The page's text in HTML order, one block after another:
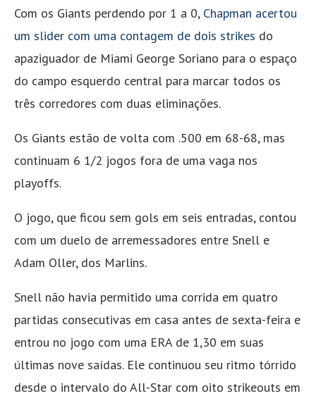
Com os Giants perdendo por 1 a 0, Chapman acertou
um slider com uma contagem de dois strikes do
apaziguador de Miami George Soriano para o espaço
do campo esquerdo central para marcar todos os
três corredores com duas eliminações.
Os Giants estão de volta com .500 em 68-68, mas
continuam 6 1/2 jogos fora de uma vaga nos
playoffs.
O jogo, que ficou sem gols em seis entradas, contou
com um duelo de arremessadores entre Snell e
Adam Oller, dos Marlins.
Snell não havia permitido uma corrida em quatro
partidas consecutivas em casa antes de sexta-feira e
entrou no jogo com uma ERA de 1,30 em suas
últimas nove saídas. Ele continuou seu ritmo tórrido
desde o intervalo do All-Star com oito strikeouts em